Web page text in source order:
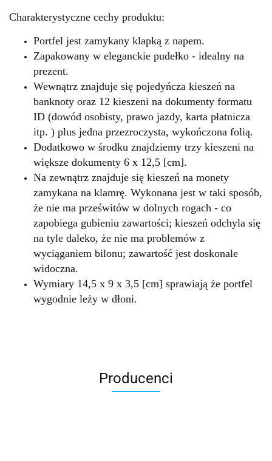
Charakterystyczne cechy produktu:
Portfel jest zamykany klapką z napem.
Zapakowany w eleganckie pudełko - idealny na
prezent.
Wewnątrz znajduje się pojedyńcza kieszeń na
banknoty oraz 12 kieszeni na dokumenty formatu
ID (dowód osobisty, prawo jazdy, karta płatnicza
itp. ) plus jedna przezroczysta, wykończona folią.
Dodatkowo w środku znajdziemy trzy kieszeni na
większe dokumenty 6 x 12,5 [cm].
Na zewnątrz znajduje się kieszeń na monety
zamykana na klamrę. Wykonana jest w taki sposób,
że nie ma prześwitów w dolnych rogach - co
zapobiega gubieniu zawartości; kieszeń odchyla się
na tyle daleko, że nie ma problemów z
wyciąganiem bilonu; zawartość jest doskonale
widoczna.
Wymiary 14,5 x 9 x 3,5 [cm] sprawiają że portfel
wygodnie leży w dłoni.
Producenci